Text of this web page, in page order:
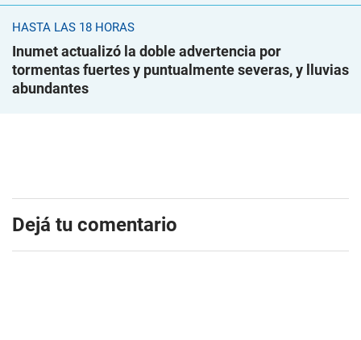
HASTA LAS 18 HORAS
Inumet actualizó la doble advertencia por
tormentas fuertes y puntualmente severas, y lluvias
abundantes
Dejá tu comentario